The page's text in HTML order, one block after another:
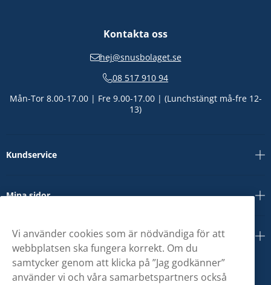
Kontakta oss
hej@snusbolaget.se
08 517 910 94
Mån-Tor 8.00-17.00 | Fre 9.00-17.00 | (Lunchstängt må-fre 12-
13)
Kundservice
Mina sidor
Om oss
Vi använder cookies som är nödvändiga för att
webbplatsen ska fungera korrekt. Om du
samtycker genom att klicka på ”Jag godkänner”
använder vi och våra samarbetspartners också